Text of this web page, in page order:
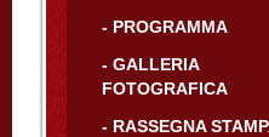
- PROGRAMMA
- GALLERIA
FOTOGRAFICA
- RASSEGNA